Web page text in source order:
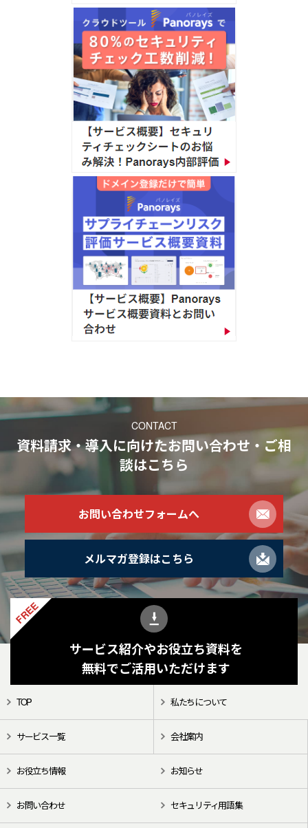
CONTACT
資料請求・導入に向けたお問い合わせ・ご相
談はこちら
お問い合わせフォームへ
メルマガ登録はこちら
FREE
サービス紹介やお役立ち資料を
無料でご活用いただけます
TOP 私たちについて
サービス一覧 会社案内
お役立ち情報 お知らせ
お問い合わせ セキュリティ用語集